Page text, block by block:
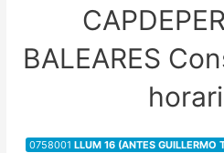
BALEARES
0758001 LLUM 16 (ANTES